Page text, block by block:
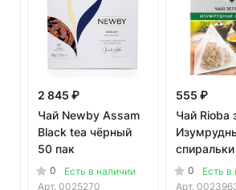
2 845 ₽
Чай Newby Assam
Black tea чёрный
50 пак
0
Есть в наличии
Арт. 0025270
555 ₽
Чай Rioba
0
Есть в
Арт.